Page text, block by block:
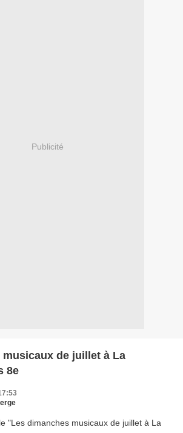
Publicité
de juillet à La
8e